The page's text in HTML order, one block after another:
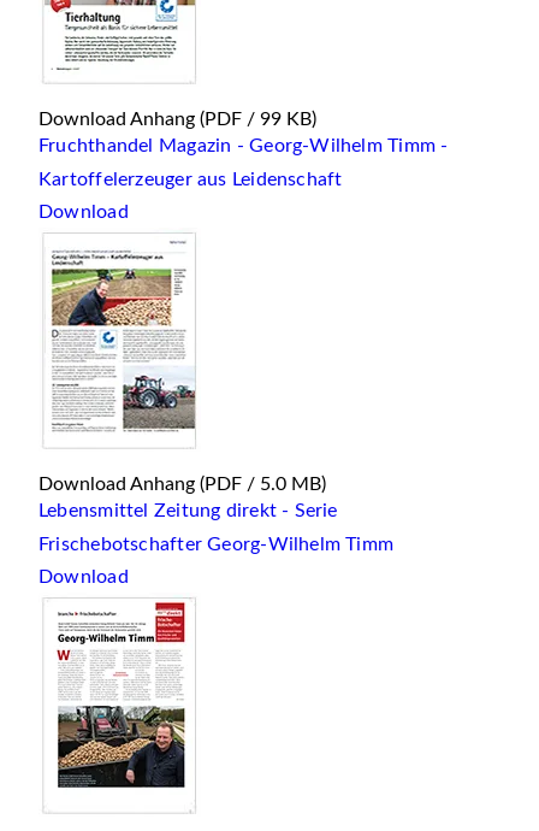
Download Anhang (PDF / 99 KB)
Fruchthandel Magazin - Georg-Wilhelm Timm -
Kartoffelerzeuger aus Leidenschaft
Download
Download Anhang (PDF / 5.0 MB)
Lebensmittel Zeitung direkt - Serie
Frischebotschafter Georg-Wilhelm Timm
Download